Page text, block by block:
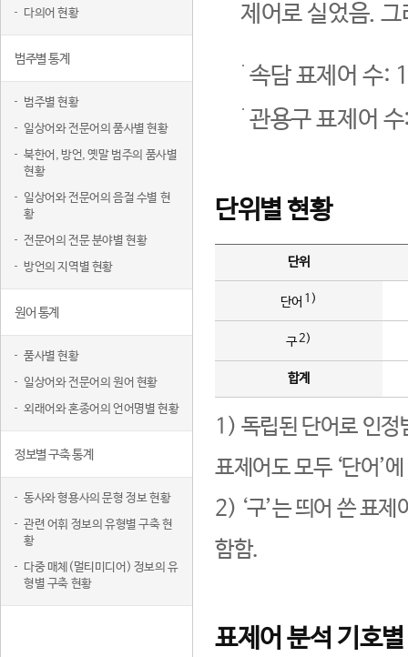
다의어 현황
범주별 통계
범주별 현황
일상어와 전문어의 품사별 현황
북한어, 방언, 옛말 범주의 품사별
현황
일상어와 전문어의 음절 수별 현
황
전문어의 전문 분야별 현황
방언의 지역별 현황
원어 통계
품사별 현황
일상어와 전문어의 원어 현황
외래어와 혼종어의 언어명별 현황
정보별 구축 통계
동사와 형용사의 문형 정보 현황
관련 어휘 정보의 유형별 구축 현
황
다중 매체(멀티미디어) 정보의 유
형별 구축 현황
제어로 실었음.
속담 표제어 수:
관용구 표제어
단위별 현황
단위
단어 1)
구2)
합계
1) 독립된 단어로 인정
표제어도 모두 ‘단어’
2) ‘구’는 띄어 쓴 표
함함.
표제어 분석 기호